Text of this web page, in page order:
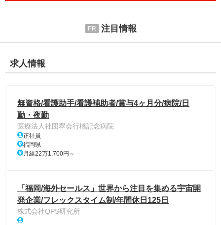
注目情報
求人情報
無資格/看護助手/看護補助者/賞与4ヶ月分/病院/日
勤・夜勤
医療法人社団翠会行橋記念病院
正社員
福岡県
月給22万1,700円～
「福岡/海外セールス」世界から注目を集める宇宙開
発企業/フレックスタイム制/年間休日125日
株式会社QPS研究所